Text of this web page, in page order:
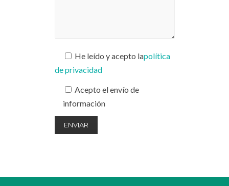
He leído y acepto lapolítica
de privacidad
Acepto el envío de
información